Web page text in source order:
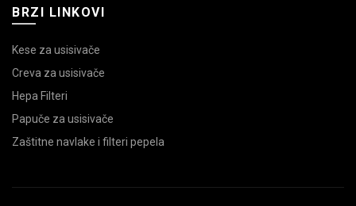
BRZI LINKOVI
Kese za usisivače
Creva za usisivače
Hepa Filteri
Papuče za usisivače
Zaštitne navlake i filteri pepela